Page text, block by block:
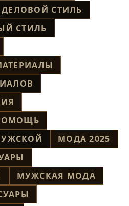
ДЕЛОВОЙ СТИЛЬ
СТИЛЬ
МОДА 2025
МУЖСКАЯ МОДА